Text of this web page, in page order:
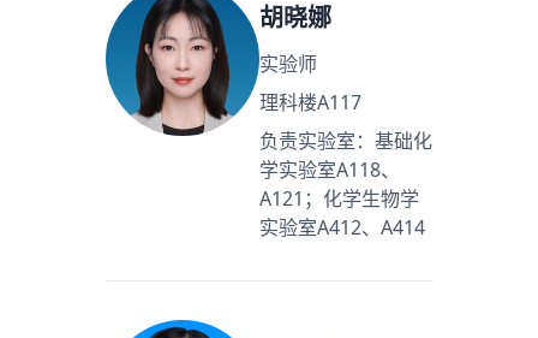
胡晓娜
实验师
理科楼A117
负责实验室：基础化
学实验室A118、
A121；化学生物学
实验室A412、A414